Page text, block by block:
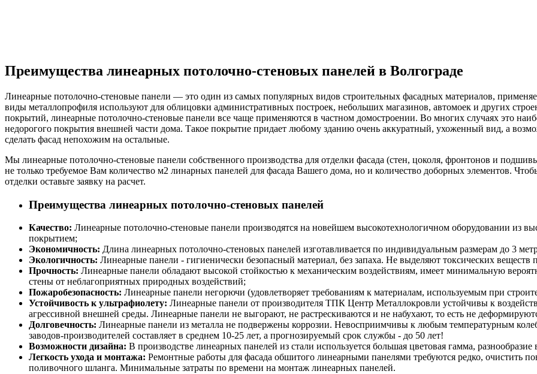
Преимущества линеарных потолочно-стеновых панелей в Волгограде
Линеарные потолочно-стеновые панели — это один из самых популярных видов строительных фасадных материалов,
виды металлопрофиля используют для облицовки административных построек, небольших магазинов, автомоек и других
покрытий, линеарные потолочно-стеновые панели все чаще применяются в частном домостроении. Во многих случаях это
недорогого покрытия внешней части дома. Такое покрытие придает любому зданию очень аккуратный, ухоженный вид, а
сделать фасад непохожим на остальные.
Мы линеарные потолочно-стеновые панели собственного производства для отделки фасада (стен, цоколя, фронтонов и
не только требуемое Вам количество м2 линарных панелей для фасада Вашего дома, но и количество доборных элементов.
отделки оставьте заявку на расчет.
Преимущества линеарных потолочно-стеновых панелей
Качество: Линеарные потолочно-стеновые панели производятся на новейшем высокотехнологичном оборудовании из
покрытием;
Экономичность: Длина линеарных потолочно-стеновых панелей изготавливается по индивидуальным размерам до 3
Экологичность: Линеарные панели - гигиенически безопасный материал, без запаха. Не выделяют токсических веществ
Прочность: Линеарные панели обладают высокой стойкостью к механическим воздействиям, имеет минимальную
стены от неблагоприятных природных воздействий;
Пожаробезопасность: Линеарные панели негорючи (удовлетворяет требованиям к материалам, используемым при
Устойчивость к ультрафиолету: Линеарные панели от производителя ТПК Центр Металлокровли устойчивы к
агрессивной внешней среды. Линеарные панели не выгорают, не растрескиваются и не набухают, то есть не
Долговечность: Линеарные панели из металла не подвержены коррозии. Невосприимчивы к любым температурным
заводов-производителей составляет в среднем 10-25 лет, а прогнозируемый срок службы - до 50 лет!
Возможности дизайна: В производстве линеарных панелей из стали используется большая цветовая гамма,
Легкость ухода и монтажа: Ремонтные работы для фасада обшитого линеарными панелями требуются редко, очистить
поливочного шланга. Минимальные затраты по времени на монтаж линеарных панелей.